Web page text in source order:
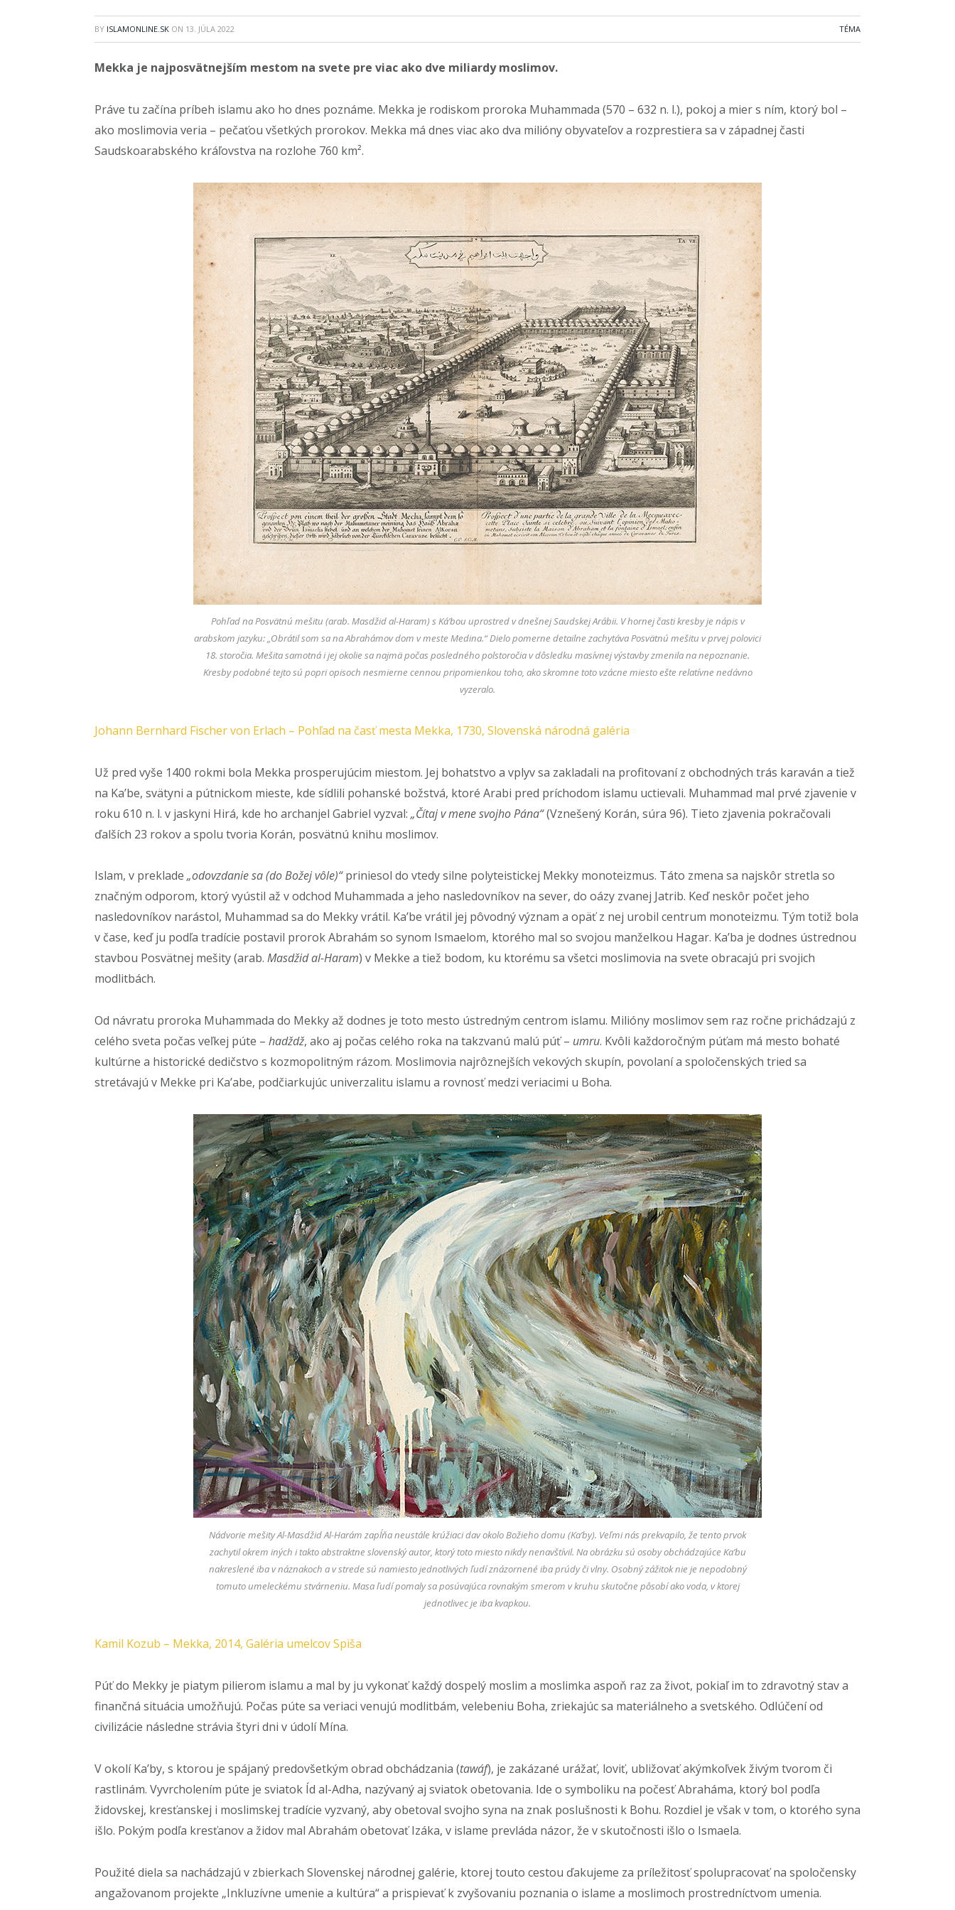
BY ISLAMONLINE.SK ON 13. JÚLA 2022 TÉMA
Mekka je najposvätnejším mestom na svete pre viac ako dve miliardy moslimov.
Práve tu začína príbeh islamu ako ho dnes poznáme. Mekka je rodiskom proroka Muhammada (570 – 632 n. l.), pokoj a mier s ním, ktorý bol –
ako moslimovia veria – pečaťou všetkých prorokov. Mekka má dnes viac ako dva milióny obyvateľov a rozprestiera sa v západnej časti
Saudskoarabského kráľovstva na rozlohe 760 km².
Pohľad na Posvätnú mešitu (arab. Masdžid al-Haram) s Ká’bou uprostred v dnešnej Saudskej Arábii. V hornej časti kresby je nápis v
arabskom jazyku: „Obrátil som sa na Abrahámov dom v meste Medina.“ Dielo pomerne detailne zachytáva Posvätnú mešitu v prvej polovici
18. storočia. Mešita samotná i jej okolie sa najmä počas posledného polstoročia v dôsledku masívnej výstavby zmenila na nepoznanie.
Kresby podobné tejto sú popri opisoch nesmierne cennou pripomienkou toho, ako skromne toto vzácne miesto ešte relatívne nedávno
vyzeralo.
Johann Bernhard Fischer von Erlach – Pohľad na časť mesta Mekka, 1730, Slovenská národná galéria
Už pred vyše 1400 rokmi bola Mekka prosperujúcim miestom. Jej bohatstvo a vplyv sa zakladali na profitovaní z obchodných trás karaván a tiež
na Ka’be, svätyni a pútnickom mieste, kde sídlili pohanské božstvá, ktoré Arabi pred príchodom islamu uctievali. Muhammad mal prvé zjavenie v
roku 610 n. l. v jaskyni Hirá, kde ho archanjel Gabriel vyzval: „Čítaj v mene svojho Pána“(Vznešený Korán, súra 96). Tieto zjavenia pokračovali
ďalších 23 rokov a spolu tvoria Korán, posvätnú knihu moslimov.
Islam, v preklade „odovzdanie sa (do Božej vôle)“priniesol do vtedy silne polyteistickej Mekky monoteizmus. Táto zmena sa najskôr stretla so
značným odporom, ktorý vyústil až v odchod Muhammada a jeho nasledovníkov na sever, do oázy zvanej Jatrib. Keď neskôr počet jeho
nasledovníkov narástol, Muhammad sa do Mekky vrátil. Ka’be vrátil jej pôvodný význam a opäť z nej urobil centrum monoteizmu. Tým totiž bola
v čase, keď ju podľa tradície postavil prorok Abrahám so synom Ismaelom, ktorého mal so svojou manželkou Hagar. Ka’ba je dodnes ústrednou
stavbou Posvätnej mešity (arab. Masdžid al-Haram) v Mekke a tiež bodom, ku ktorému sa všetci moslimovia na svete obracajú pri svojich
modlitbách.
Od návratu proroka Muhammada do Mekky až dodnes je toto mesto ústredným centrom islamu. Milióny moslimov sem raz ročne prichádzajú z
celého sveta počas veľkej púte – hadždž, ako aj počas celého roka na takzvanú malú púť – umru. Kvôli každoročným púťam má mesto bohaté
kultúrne a historické dedičstvo s kozmopolitným rázom. Moslimovia najrôznejších vekových skupín, povolaní a spoločenských tried sa
stretávajú v Mekke pri Ka’abe, podčiarkujúc univerzalitu islamu a rovnosť medzi veriacimi u Boha.
Nádvorie mešity Al-Masdžid Al-Harám zapĺňa neustále krúžiaci dav okolo Božieho domu (Ka’by). Veľmi nás prekvapilo, že tento prvok
zachytil okrem iných i takto abstraktne slovenský autor, ktorý toto miesto nikdy nenavštívil. Na obrázku sú osoby obchádzajúce Ka’bu
nakreslené iba v náznakoch a v strede sú namiesto jednotlivých ľudí znázornené iba prúdy či vlny. Osobný zážitok nie je nepodobný
tomuto umeleckému stvárneniu. Masa ľudí pomaly sa posúvajúca rovnakým smerom v kruhu skutočne pôsobí ako voda, v ktorej
jednotlivec je iba kvapkou.
Kamil Kozub – Mekka, 2014, Galéria umelcov Spiša
Púť do Mekky je piatym pilierom islamu a mal by ju vykonať každý dospelý moslim a moslimka aspoň raz za život, pokiaľ im to zdravotný stav a
finančná situácia umožňujú. Počas púte sa veriaci venujú modlitbám, velebeniu Boha, zriekajúc sa materiálneho a svetského. Odlúčení od
civilizácie následne strávia štyri dni v údolí Mína.
V okolí Ka’by, s ktorou je spájaný predovšetkým obrad obchádzania (tawáf), je zakázané urážať, loviť, ubližovať akýmkoľvek živým tvorom či
rastlinám. Vyvrcholením púte je sviatok Íd al-Adha, nazývaný aj sviatok obetovania. Ide o symboliku na počesť Abraháma, ktorý bol podľa
židovskej, kresťanskej i moslimskej tradície vyzvaný, aby obetoval svojho syna na znak poslušnosti k Bohu. Rozdiel je však v tom, o ktorého syna
išlo. Pokým podľa kresťanov a židov mal Abrahám obetovať Izáka, v islame prevláda názor, že v skutočnosti išlo o Ismaela.
Použité diela sa nachádzajú v zbierkach Slovenskej národnej galérie, ktorej touto cestou ďakujeme za príležitosť spolupracovať na spoločensky
angažovanom projekte „Inkluzívne umenie a kultúra“ a prispievať k zvyšovaniu poznania o islame a moslimoch prostredníctvom umenia.